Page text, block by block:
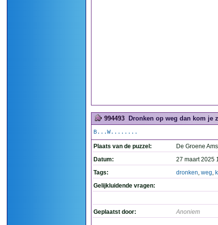
994493 Dronken op weg dan kom je
B...W........
Plaats van de puzzel:
De Groene
Datum:
27 maart 2025
Tags:
dronken, weg,
Gelijkluidende vragen:
Geplaatst door: Anoniem